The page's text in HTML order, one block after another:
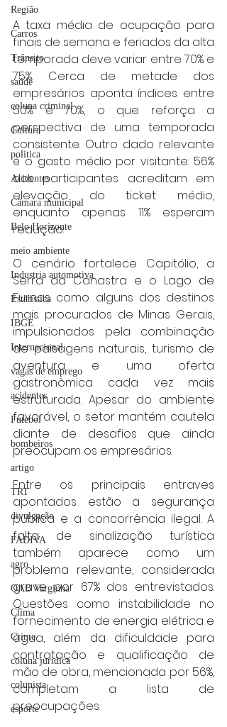
Região
Carros
Trânsito
saúde
coluna criminal
Cultura
politica
Acidentes
Câmara municipal
Belo Horizonte
meio ambiente
Industria automotiva
Estatística
IBGE
Internacional
vagas de emprego
acidentes
Futebol
bombeiros
artigo
TRT
divulgação
FADIVA
agro
OAB Varginha
Clima
Crime
coluna juridica
colunista
esporte
A taxa média de ocupação para
finais de semana e feriados da alta
temporada deve variar entre 70% e
75%. Cerca de metade dos
empresários aponta índices entre
50% e 70%, o que reforça a
perspectiva de uma temporada
consistente. Outro dado relevante
é o gasto médio por visitante: 56%
dos participantes acreditam em
elevação do ticket médio,
enquanto apenas 11% esperam
redução.
O cenário fortalece Capitólio, a
Serra da Canastra e o Lago de
Furnas como alguns dos destinos
mais procurados de Minas Gerais,
impulsionados pela combinação
de paisagens naturais, turismo de
aventura e uma oferta
gastronômica cada vez mais
estruturada. Apesar do ambiente
favorável, o setor mantém cautela
diante de desafios que ainda
preocupam os empresários.
Entre os principais entraves
apontados estão a segurança
pública e a concorrência ilegal. A
falta de sinalização turística
também aparece como um
problema relevante, considerada
grave por 67% dos entrevistados.
Questões como instabilidade no
fornecimento de energia elétrica e
água, além da dificuldade para
contratação e qualificação de
mão de obra, mencionada por 56%,
completam a lista de
preocupações.